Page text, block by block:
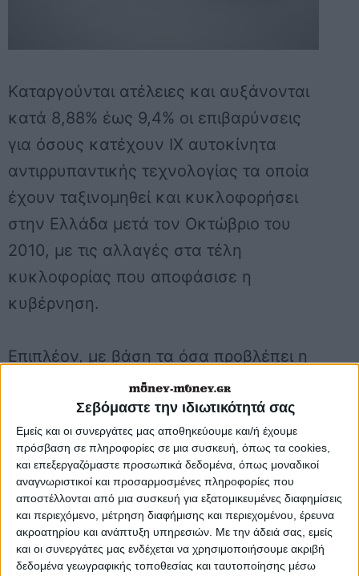
Σεβόμαστε την ιδιωτικότητά σας
Εμείς και οι συνεργάτες μας αποθηκεύουμε και/ή έχουμε
πρόσβαση σε πληροφορίες σε μια συσκευή, όπως τα cookies,
και επεξεργαζόμαστε προσωπικά δεδομένα, όπως μοναδικοί
αναγνωριστικοί και προσαρμοσμένες πληροφορίες που
αποστέλλονται από μια συσκευή για εξατομικευμένες διαφημίσεις
και περιεχόμενο, μέτρηση διαφήμισης και περιεχομένου, έρευνα
ακροατηρίου και ανάπτυξη υπηρεσιών. Με την άδειά σας, εμείς
και οι συνεργάτες μας ενδέχεται να χρησιμοποιήσουμε ακριβή
δεδομένα γεωγραφικής τοποθεσίας και ταυτοποίησης μέσω
Kαταργούνται ατέλειες και αυξάνονται
κατά 8,88% έως 9,4% οι επιβαρύνσεις
για όσους κατέχουν ΙΧ αυτοκίνητα
αντιρρυπαντικής τεχνολογίας τα οποία
έχουν ταξινομηθεί και κυκλοφορήσει
στην Ελλάδα μετά τον Οκτώβριο του
2010, με τις αλλαγές στα τέλη
κυκλοφορίας που αποφάσισε η
κυβέρνηση.
Επιπλέον, με βάση τα όσα προβλέπει η
τελική απόφαση της κυβέρνησης, τα
τέλη κυκλοφορίας για όσους κατέχουν
ΙΧ και μοτοσικλέτες μεσαίου και
μεγάλου κυβισμού παλαιότητας 5 έως
10 ετών αυξάνονται έως και 6,67%.